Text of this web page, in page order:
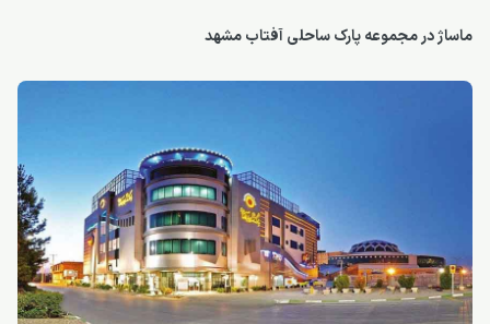
ماساژ در مجموعه پارک ساحلی آفتاب مشهد